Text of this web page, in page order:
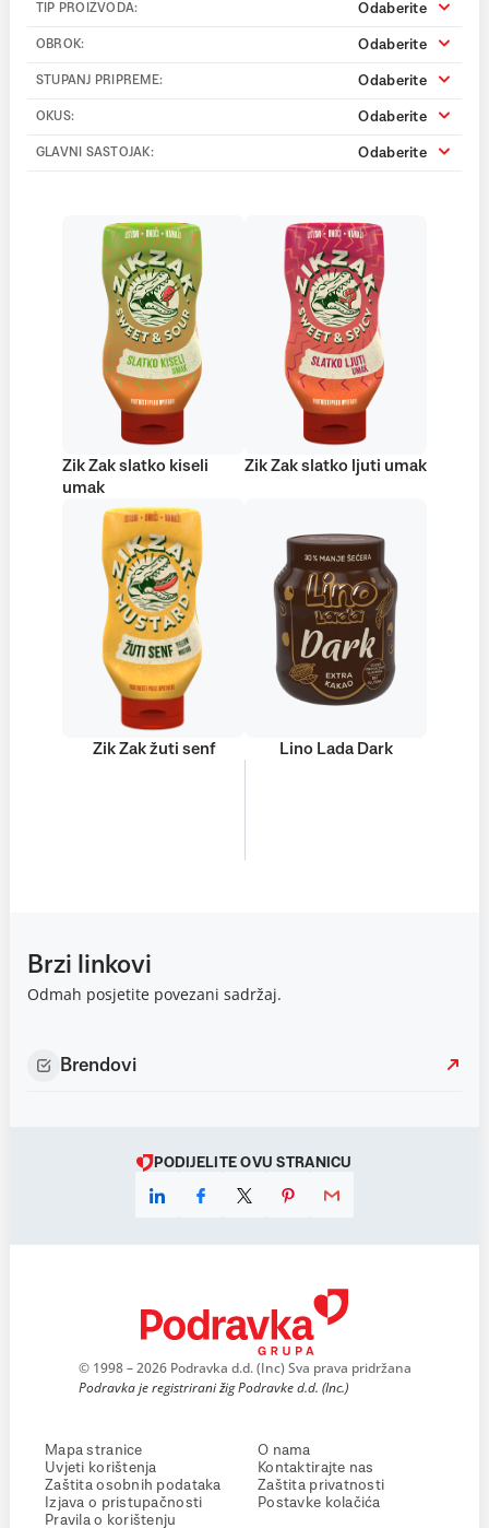
TIP PROIZVODA: Odaberite
OBROK: Odaberite
STUPANJ PRIPREME: Odaberite
OKUS: Odaberite
GLAVNI SASTOJAK: Odaberite
Zik Zak slatko kiseli
umak
Zik Zak slatko ljuti umak
Zik Zak žuti senf Lino Lada Dark
Brzi linkovi
Odmah posjetite povezani sadržaj.
Brendovi
PODIJELITE OVU STRANICU
© 1998 – 2026 Podravka d.d. (Inc) Sva prava pridržana
Podravka je registrirani žig Podravke d.d. (Inc.)
Mapa stranice
Uvjeti korištenja
Zaštita osobnih podataka
Izjava o pristupačnosti
Pravila o korištenju
O nama
Kontaktirajte nas
Zaštita privatnosti
Postavke kolačića